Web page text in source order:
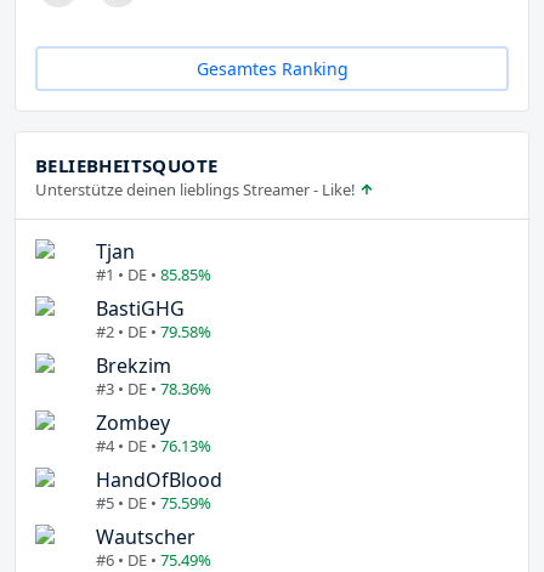
Gesamtes Ranking
BELIEBHEITSQUOTE
Unterstütze deinen lieblings Streamer - Like!
Tjan
#1 • DE • 85.85%
BastiGHG
#2 • DE • 79.58%
Brekzim
#3 • DE • 78.36%
Zombey
#4 • DE • 76.13%
HandOfBlood
#5 • DE • 75.59%
Wautscher
#6 • DE • 75.49%